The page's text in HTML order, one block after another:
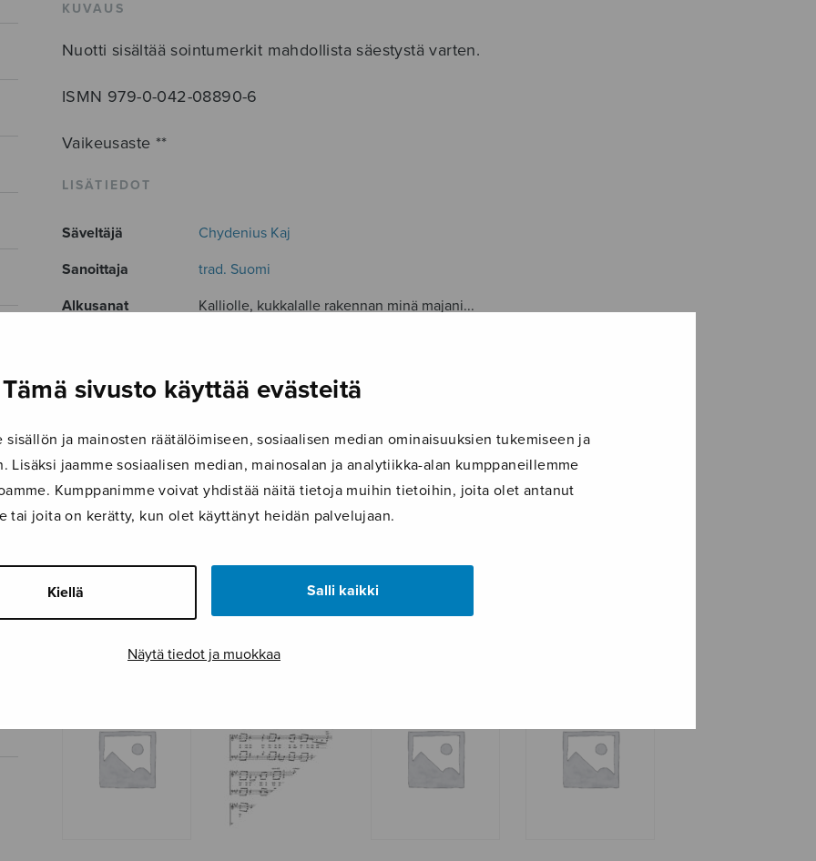
Tämä sivusto käyttää evästeitä
sisällön ja mainosten räätälöimiseen, sosiaalisen median ominaisuuksien tukemiseen ja
Lisäksi jaamme sosiaalisen median, mainosalan ja analytiikka-alan kumppaneillemme
Kumppanimme voivat yhdistää näitä tietoja muihin tietoihin, joita olet antanut
tai joita on kerätty, kun olet käyttänyt heidän palvelujaan.
Kiellä Salli kaikki
Näytä tiedot ja muokkaa
KUVAUS
Nuotti sisältää sointumerkit mahdollista säestystä varten.
ISMN 979-0-042-08890-6
Vaikeusaste **
LISÄTIEDOT
Säveltäjä
Chydenius Kaj
Sanoittaja
trad. Suomi
Alkusanat
Kalliolle, kukkalalle rakennan minä majani...
Musiikkityyli
cross over
Julkaisija
Warner/Chappell Music Finland Oy
Paino
8 g
Osastot
Sekakuoro
Tuotetunnus
F08890
Sivumäärä
TUTUSTU MYÖS